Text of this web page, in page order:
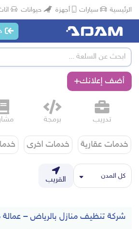
الرئيسية سيارات أجهزة حيوانات
أضف إعلانك
تدريب برمجة
خدمات عقارية خدمات اخرى
كل المدن القريب
شركة تنظيف منازل بالرياض – عمالة